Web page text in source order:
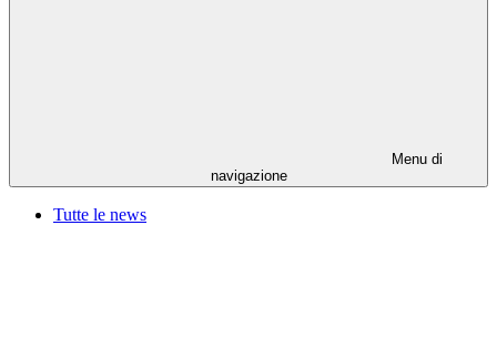
Menu di
navigazione
Tutte le news